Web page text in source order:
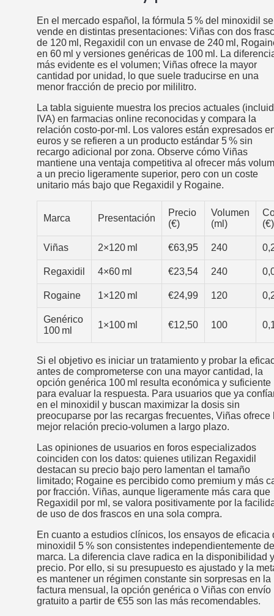
En el mercado español, la fórmula 5 % del minoxidil se
vende en distintas presentaciones: Viñas con dos
de 120 ml, Regaxidil con un envase de 240 ml,
en 60 ml y versiones genéricas de 100 ml. La
más evidente es el volumen; Viñas ofrece la mayor
cantidad por unidad, lo que suele traducirse en una
menor fracción de precio por mililitro.
La tabla siguiente muestra los precios actuales
IVA) en farmacias online reconocidas y compara la
relación costo‑por‑ml. Los valores están expresados
euros y se refieren a un producto estándar 5 % sin
recargo adicional por zona. Observe cómo Viñas
mantiene una ventaja competitiva al ofrecer más
a un precio ligeramente superior, pero con un coste
unitario más bajo que Regaxidil y Rogaine.
Marca Presentación
Precio
(€)
Volumen
(ml)
(€)
Viñas 2×120 ml €63,95 240
Regaxidil 4×60 ml €23,54 240
Rogaine 1×120 ml €24,99 120
Genérico
100 ml
1×100 ml €12,50 100
Si el objetivo es iniciar un tratamiento y probar la
antes de comprometerse con una mayor cantidad, la
opción genérica 100 ml resulta económica y suficiente
para evaluar la respuesta. Para usuarios que ya
en el minoxidil y buscan maximizar la dosis sin
preocuparse por las recargas frecuentes, Viñas ofrece
mejor relación precio‑volumen a largo plazo.
Las opiniones de usuarios en foros especializados
coinciden con los datos: quienes utilizan Regaxidil
destacan su precio bajo pero lamentan el tamaño
limitado; Rogaine es percibido como premium y más
por fracción. Viñas, aunque ligeramente más cara que
Regaxidil por ml, se valora positivamente por la
de uso de dos frascos en una sola compra.
En cuanto a estudios clínicos, los ensayos de eficacia
minoxidil 5 % son consistentes independientemente
marca. La diferencia clave radica en la disponibilidad
precio. Por ello, si su presupuesto es ajustado y la
es mantener un régimen constante sin sorpresas en la
factura mensual, la opción genérica o Viñas con envío
gratuito a partir de €55 son las más recomendables.